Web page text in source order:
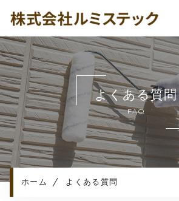
ホーム
当社について
建物漏水メンテぱっく
メニュー
施工実績
ご依頼の流れ
よくある質問
FAQ
ホーム よくある質問